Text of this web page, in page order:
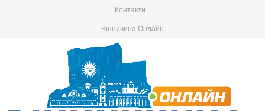
Контакти
Вінничина Онлайн